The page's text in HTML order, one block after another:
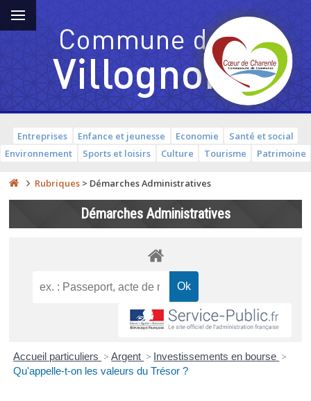
Entreprises Enfance et jeunesse Economie
Santé et social
Environnement
Sports et loisirs Culture Tourisme Patrimoine
Rubriques > Démarches Administratives
Démarches Administratives
Accueil particuliers > Argent > Investissements en bourse >
Qu'appelle-t-on les valeurs du Trésor ?